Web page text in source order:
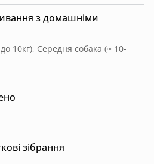
з домашніми
10кг), Середня собака (≈ 10-
зібрання